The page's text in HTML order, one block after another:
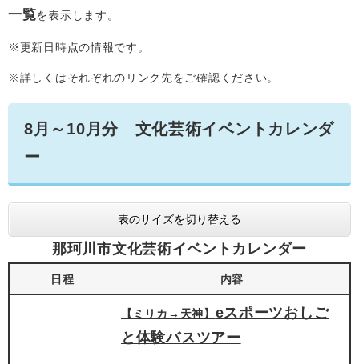
一覧を表示します。
※更新日時点の情報です。
※詳しくはそれぞれのリンク先をご確認ください。
8月～10月分 文化芸術イベントカレンダ
ー
表のサイズを切り替える
那珂川市文化芸術イベントカレンダー
日程 内容
【ミリカ→天神】 eスポーツおしご
と体験バスツアー